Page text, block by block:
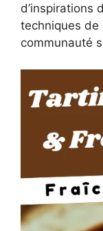
d’inspirations
techniques de
communauté